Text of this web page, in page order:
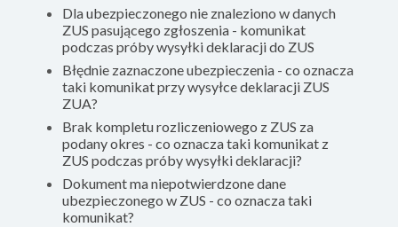
Dla ubezpieczonego nie znaleziono w danych
ZUS pasującego zgłoszenia - komunikat
podczas próby wysyłki deklaracji do ZUS
Błędnie zaznaczone ubezpieczenia - co oznacza
taki komunikat przy wysyłce deklaracji ZUS
ZUA?
Brak kompletu rozliczeniowego z ZUS za
podany okres - co oznacza taki komunikat z
ZUS podczas próby wysyłki deklaracji?
Dokument ma niepotwierdzone dane
ubezpieczonego w ZUS - co oznacza taki
komunikat?